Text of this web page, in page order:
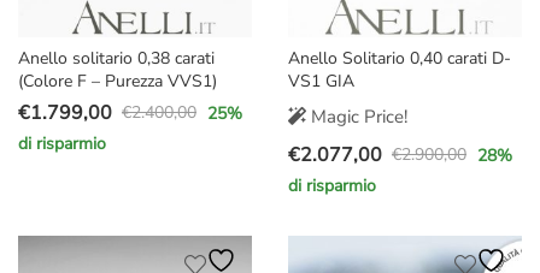
Anello solitario 0,38 carati
(Colore F – Purezza VVS1)
€2.400,00
Il
prezzo
€2.400,00.
€1.799,00
Il
prezzo
€1.799,00.
25%
di risparmio
Anello Solitario 0,40 carati D-
VS1 GIA
Magic Price!
€2.900,00
Il
prezzo
era:
€2.077,00
Il
prezzo
28%
di risparmio